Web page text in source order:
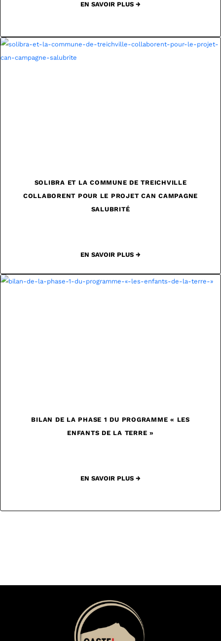
EN SAVOIR PLUS →
SOLIBRA ET LA COMMUNE DE TREICHVILLE
COLLABORENT POUR LE PROJET CAN CAMPAGNE
SALUBRITÉ
EN SAVOIR PLUS →
BILAN DE LA PHASE 1 DU PROGRAMME « LES
ENFANTS DE LA TERRE »
EN SAVOIR PLUS →